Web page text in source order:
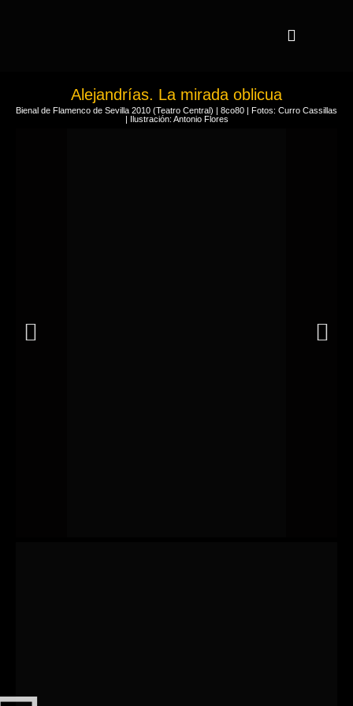
Alejandrías. La mirada oblicua
Bienal de Flamenco de Sevilla 2010 (Teatro Central) | 8co80 | Fotos: Curro Cassillas
| Ilustración: Antonio Flores